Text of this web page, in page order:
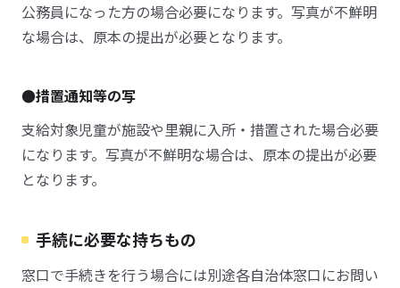
公務員になった方の場合必要になります。写真が不鮮明
な場合は、原本の提出が必要となります。
●措置通知等の写
支給対象児童が施設や里親に入所・措置された場合必要
になります。写真が不鮮明な場合は、原本の提出が必要
となります。
手続に必要な持ちもの
窓口で手続きを行う場合には別途各自治体窓口にお問い